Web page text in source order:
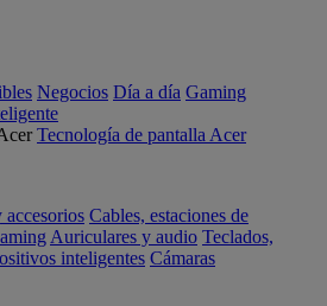
Negocios Día a día Gaming
Tecnología de pantalla Acer
accesorios Cables, estaciones de
Auriculares y audio Teclados,
inteligentes Cámaras